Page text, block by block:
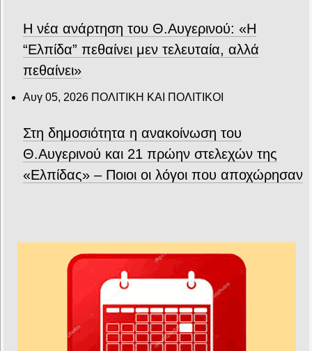
Η νέα ανάρτηση του Θ.Αυγερινού: «Η
“Ελπίδα” πεθαίνει μεν τελευταία, αλλά
πεθαίνει»
Αυγ 05, 2026 ΠΟΛΙΤΙΚΗ ΚΑΙ ΠΟΛΙΤΙΚΟΙ
Στη δημοσιότητα η ανακοίνωση του
Θ.Αυγερινού και 21 πρώην στελεχών της
«Ελπίδας» – Ποιοι οι λόγοι που αποχώρησαν